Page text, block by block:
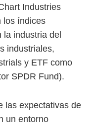
Industries
los índices
industria del
industriales,
y ETF como
SPDR Fund).
las expectativas de
un entorno